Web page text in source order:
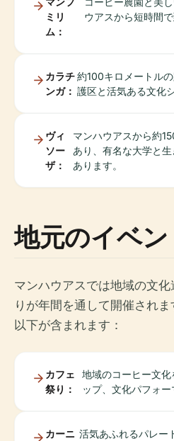
ミリ
ム：
ウアスから短時間で
カラチ
ンガ：
約100キロメートル
護区と活気ある文化
ヴィ
ソー
ザ：
マンハウアスから約
あり、有名な大学と
あります。
地元のイベン
マンハウアスでは地域の文
りが年間を通して開催され
以下が含まれます：
カフェ
祭り：
地域のコーヒー文
ップ、文化パフォー
カーニ 活気あふれるパレー